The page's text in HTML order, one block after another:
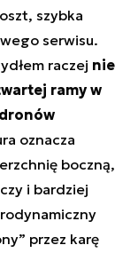
szybka
serwisu.
raczej nie
ramy w
oznacza
boczną,
i bardziej
przez karę